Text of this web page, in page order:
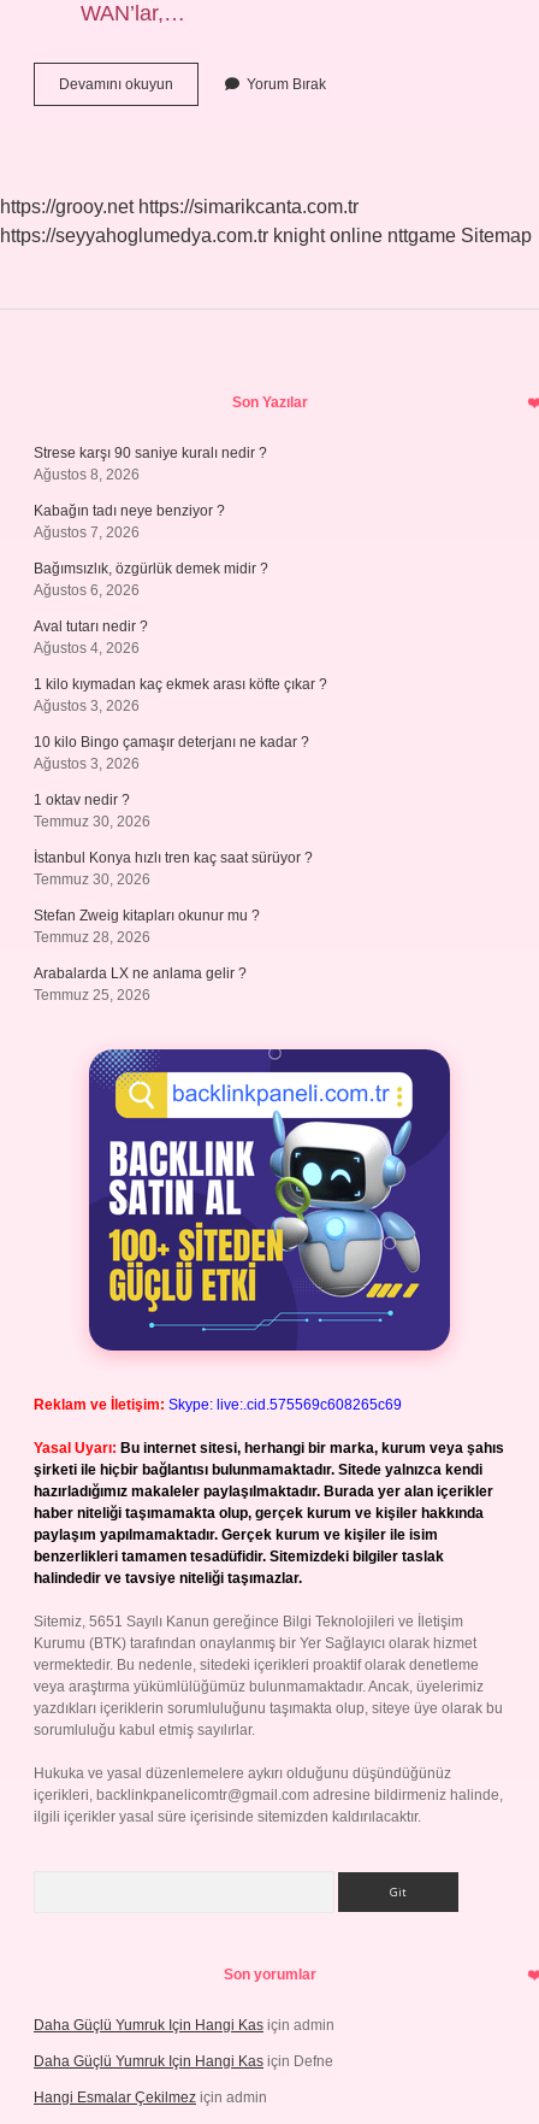
WAN’lar,…
Devamını okuyun
Büyük
Ağ
Türüne
Yorum Bırak
https://grooy.net https://simarikcanta.com.tr
https://seyyahoglumedya.com.tr knight online nttgame Sitemap
Son Yazılar
Strese karşı 90 saniye kuralı nedir ?
Ağustos 8, 2026
Kabağın tadı neye benziyor ?
Ağustos 7, 2026
Bağımsızlık, özgürlük demek midir ?
Ağustos 6, 2026
Aval tutarı nedir ?
Ağustos 4, 2026
1 kilo kıymadan kaç ekmek arası köfte çıkar ?
Ağustos 3, 2026
10 kilo Bingo çamaşır deterjanı ne kadar ?
Ağustos 3, 2026
1 oktav nedir ?
Temmuz 30, 2026
İstanbul Konya hızlı tren kaç saat sürüyor ?
Temmuz 30, 2026
Stefan Zweig kitapları okunur mu ?
Temmuz 28, 2026
Arabalarda LX ne anlama gelir ?
Temmuz 25, 2026
Reklam ve İletişim: Skype: live:.cid.575569c608265c69
Yasal Uyarı: Bu internet sitesi, herhangi bir marka, kurum veya şahıs
şirketi ile hiçbir bağlantısı bulunmamaktadır. Sitede yalnızca kendi
hazırladığımız makaleler paylaşılmaktadır. Burada yer alan içerikler
haber niteliği taşımamakta olup, gerçek kurum ve kişiler hakkında
paylaşım yapılmamaktadır. Gerçek kurum ve kişiler ile isim
benzerlikleri tamamen tesadüfidir. Sitemizdeki bilgiler taslak
halindedir ve tavsiye niteliği taşımazlar.
Sitemiz, 5651 Sayılı Kanun gereğince Bilgi Teknolojileri ve İletişim
Kurumu (BTK) tarafından onaylanmış bir Yer Sağlayıcı olarak hizmet
vermektedir. Bu nedenle, sitedeki içerikleri proaktif olarak denetleme
veya araştırma yükümlülüğümüz bulunmamaktadır. Ancak, üyelerimiz
yazdıkları içeriklerin sorumluluğunu taşımakta olup, siteye üye olarak bu
sorumluluğu kabul etmiş sayılırlar.
Hukuka ve yasal düzenlemelere aykırı olduğunu düşündüğünüz
içerikleri, backlinkpanelicomtr@gmail.com adresine bildirmeniz halinde,
ilgili içerikler yasal süre içerisinde sitemizden kaldırılacaktır.
Son yorumlar
Daha Güçlü Yumruk Için Hangi Kas için admin
Daha Güçlü Yumruk Için Hangi Kas için Defne
Hangi Esmalar Çekilmez için admin